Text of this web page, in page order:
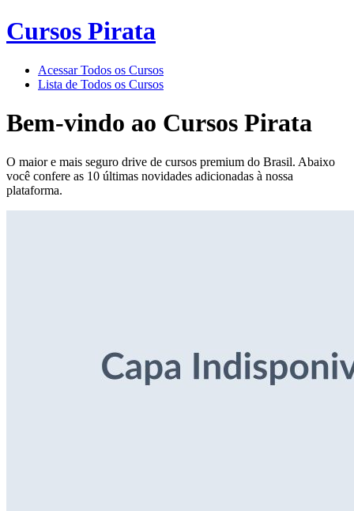
Cursos Pirata
Acessar Todos os Cursos
Lista de Todos os Cursos
Bem-vindo ao Cursos Pirata
O maior e mais seguro drive de cursos premium do Brasil. Abaixo
você confere as 10 últimas novidades adicionadas à nossa
plataforma.